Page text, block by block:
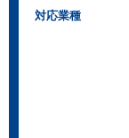
対応業種